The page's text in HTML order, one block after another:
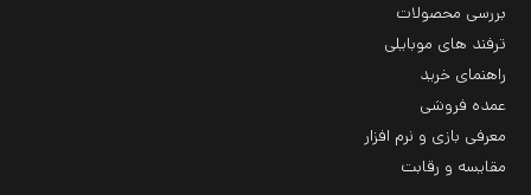
بررسی محصولات
ترفند های موبایلی
راهنمای خرید
عمده فروشی
معرفی بازی و نرم افزار
مقایسه و رقابت